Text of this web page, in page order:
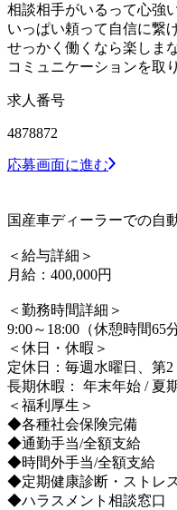
相談相手がいるって心強
いっぱい頼って自信に繋
せっかく働くなら楽しま
コミュニケーションを取
求人番号
4878872
応募画面に進む
国産車ディーラーでの自
＜給与詳細＞
月給：400,000円
＜勤務時間詳細＞
9:00～18:00（休憩時間65
＜休日・休暇＞
定休日：毎週水曜日、第2
長期休暇： 年末年始 / 夏
＜福利厚生＞
◆各種社会保険完備
◆通勤手当/全額支給
◆時間外手当/全額支給
◆定期健康診断・ストレ
◆ハラスメント相談窓口